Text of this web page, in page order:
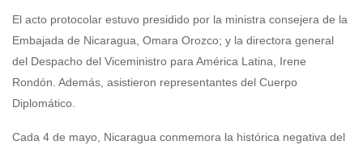
El acto protocolar estuvo presidido por la ministra consejera de la
Embajada de Nicaragua, Omara Orozco; y la directora general
del Despacho del Viceministro para América Latina, Irene
Rondón. Además, asistieron representantes del Cuerpo
Diplomático.
Cada 4 de mayo, Nicaragua conmemora la histórica negativa del